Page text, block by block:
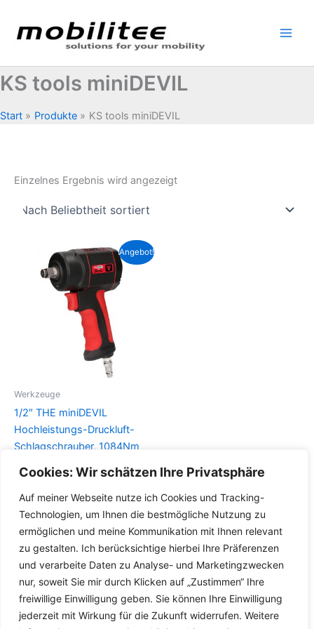
Cookies: Wir schätzen Ihre Privatsphäre
Auf meiner Webseite nutze ich Cookies und Tracking-
Technologien, um Ihnen die bestmögliche Nutzung zu
ermöglichen und meine Kommunikation mit Ihnen relevant
zu gestalten. Ich berücksichtige hierbei Ihre Präferenzen
und verarbeite Daten zu Analyse- und Marketingzwecken
nur, soweit Sie mir durch Klicken auf „Zustimmen“ Ihre
freiwillige Einwilligung geben. Sie können Ihre Einwilligung
jederzeit mit Wirkung für die Zukunft widerrufen. Weitere
Inhalt
springen
KS tools miniDEVIL
Start Produkte KS tools miniDEVIL
Einzelnes Ergebnis wird angezeigt
Angebot!
Werkzeuge
1/2″ THE miniDEVIL
Hochleistungs-Druckluft-
Schlagschrauber, 1084Nm
Details